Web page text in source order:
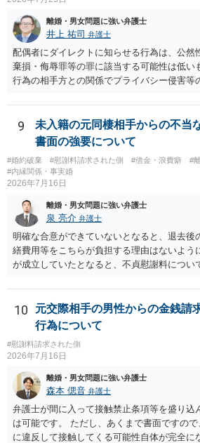
離婚・男女問題に強い弁護士
井上 祐司 弁護士
配偶者にダイレクトに知らせる行為は、公然
棄損・侮辱罪等の罪に該当する可能性は低い
行為の相手方との関係でプライバシー侵害等
ため、弁護士としては推奨しないことが一般
9
未入籍の元同棲相手からの不当
書面の強要について
#婚約破棄 #慰謝料請求された側 #借金・浪費癖 #
#内縁関係・事実婚
2026年7月16日
離婚・男女問題に強い弁護士
泉 亮介 弁護士
明確な合意ができていないとなると、退去後
繕費用等をこちらが負担する理由はないよう
が成立していたとなると、不貞慰謝料につい
れば早めに弁護士に相談し、弁護士から回答
う。
10
元交際相手の男性からの金銭請
行為について
#慰謝料請求された側
2026年7月16日
離婚・男女問題に強い弁護士
森本 偲音 弁護士
弁護士が間に入って接触禁止条項等を盛り込
は可能です。 ただし、あくまで書面ですの
に違反して接触してくる可能性自体が完全に